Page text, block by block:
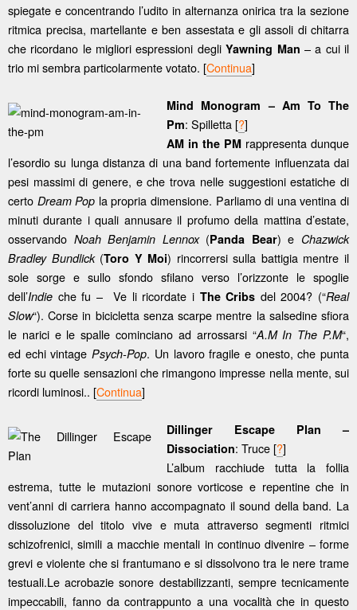
spiegate e concentrando l’udito in alternanza onirica tra la sezione
ritmica precisa, martellante e ben assestata e gli assoli di chitarra
che ricordano le migliori espressioni degliYawning Man – a cui il
trio mi sembra particolarmente votato. [Continua]
Mind Monogram – Am To The
Pm: Spilletta [?]
AM in the PM rappresenta dunque
l’esordio su lunga distanza di una band fortemente influenzata dai
pesi massimi di genere, e che trova nelle suggestioni estatiche di
certo Dream Pop la propria dimensione. Parliamo di una ventina di
minuti durante i quali annusare il profumo della mattina d’estate,
osservando Noah Benjamin Lennox(Panda Bear) e Chazwick
Bradley Bundlick(Toro Y Moi) rincorrersi sulla battigia mentre il
sole sorge e sullo sfondo sfilano verso l’orizzonte le spoglie
dell’Indie che fu – Ve li ricordate i The Cribs del 2004? (“Real
Slow“). Corse in bicicletta senza scarpe mentre la salsedine sfiora
le narici e le spalle cominciano ad arrossarsi “A.M In The P.M“,
ed echi vintagePsych-Pop. Un lavoro fragile e onesto, che punta
forte su quelle sensazioni che rimangono impresse nella mente, sui
ricordi luminosi.. [Continua]
Dillinger Escape Plan –
Dissociation: Truce [?]
L’album racchiude tutta la follia
estrema, tutte le mutazioni sonore vorticose e repentine che in
vent’anni di carriera hanno accompagnato il sound della band. La
dissoluzione del titolo vive e muta attraverso segmenti ritmici
schizofrenici, simili a macchie mentali in continuo divenire – forme
grevi e violente che si frantumano e si dissolvono tra le nere trame
testuali.Le acrobazie sonore destabilizzanti, sempre tecnicamente
impeccabili, fanno da contrappunto a una vocalità che in questo